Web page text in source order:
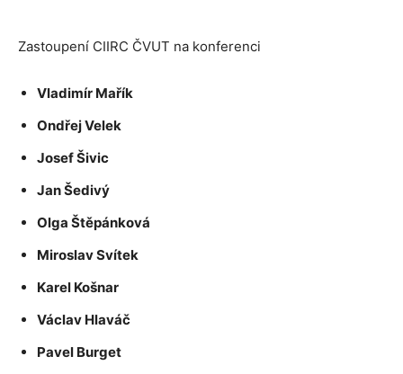
Zastoupení CIIRC ČVUT na konferenci
Vladimír Mařík
Ondřej Velek
Josef Šivic
Jan Šedivý
Olga Štěpánková
Miroslav Svítek
Karel Košnar
Václav Hlaváč
Pavel Burget